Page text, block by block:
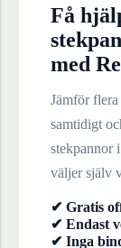
Få
med
Jämför
samtidigt
stekpannori
väljer själv
✔ Gratis
✔ Endast
✔ Inga